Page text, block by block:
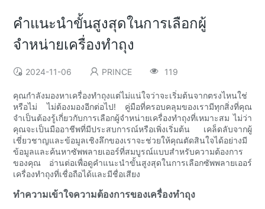
คำแนะนำขั้นสูงสุดในการเลือกผู้
จำหน่ายเครื่องทำถุง
2024-11-06 PRINCE 119
คุณกำลังมองหาเครื่องทำถุงแต่ไม่แน่ใจว่าจะเริ่มต้นจากตรงไหนใช่
หรือไม่ ไม่ต้องมองอีกต่อไป! คู่มือที่ครอบคลุมของเรามีทุกสิ่งที่คุณ
จำเป็นต้องรู้เกี่ยวกับการเลือกผู้จำหน่ายเครื่องทำถุงที่เหมาะสม ไม่ว่า
คุณจะเป็นมืออาชีพที่มีประสบการณ์หรือเพิ่งเริ่มต้น เคล็ดลับจากผู้
เชี่ยวชาญและข้อมูลเชิงลึกของเราจะช่วยให้คุณตัดสินใจได้อย่างมี
ข้อมูลและค้นหาซัพพลายเออร์ที่สมบูรณ์แบบสำหรับความต้องการ
ของคุณ อ่านต่อเพื่อดูคำแนะนำขั้นสูงสุดในการเลือกซัพพลายเออร์
เครื่องทำถุงที่เชื่อถือได้และมีชื่อเสียง
ทำความเข้าใจความต้องการของเครื่องทำถุง